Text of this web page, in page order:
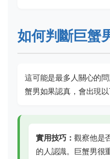
如何判斷巨蟹
這可能是最多人關心的
蟹男如果認真，會出現
實用技巧：觀察他是
的人認識。巨蟹男很